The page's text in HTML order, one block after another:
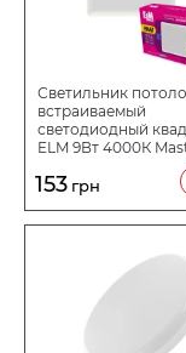
Светильник
встраиваемый
светодиодный
ELM 9Вт 4000К
153 грн